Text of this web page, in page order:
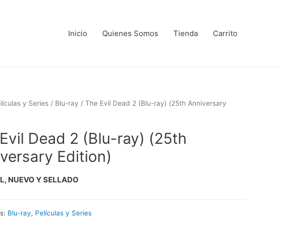
Inicio Quienes Somos Tienda Carrito
y Series / Blu-ray / The Evil Dead 2 (Blu-ray) (25th Anniversary
Dead 2 (Blu-ray) (25th
Edition)
NUEVO Y SELLADO
Blu-ray, Películas y Series